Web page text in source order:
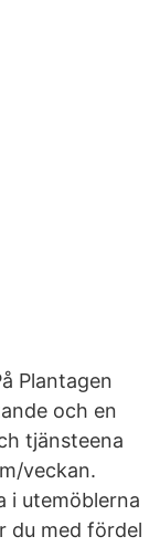
Plantagen
och en
tjänsteena
veckan.
i utemöblerna
du med fördel